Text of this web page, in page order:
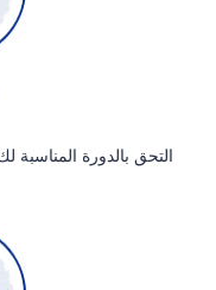
التحق بالدورة